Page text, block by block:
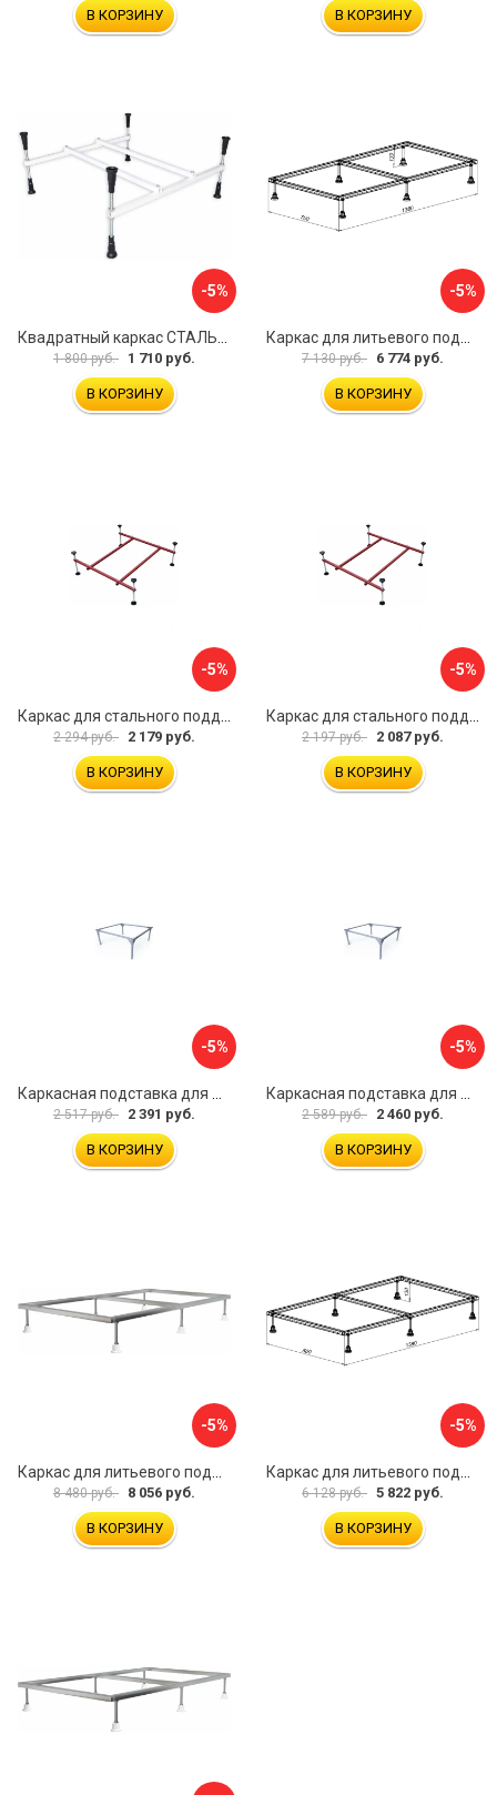
В КОРЗИНУ В КОРЗИНУ
-5%
1 800 руб. 1 710 руб.
В КОРЗИНУ
-5%
7 130 руб. 6 774 руб.
В КОРЗИНУ
-5%
2 294 руб. 2 179 руб.
В КОРЗИНУ
-5%
2 197 руб. 2 087 руб.
В КОРЗИНУ
-5%
Каркасная подставка для душевого поддона ВИЗ ANTIKA КР-800
2 517 руб. 2 391 руб.
В КОРЗИНУ
-5%
Каркасная подставка для душевого поддона ВИЗ ANTIKA КР-900
2 589 руб. 2 460 руб.
В КОРЗИНУ
-5%
8 480 руб. 8 056 руб.
В КОРЗИНУ
-5%
6 128 руб. 5 822 руб.
В КОРЗИНУ